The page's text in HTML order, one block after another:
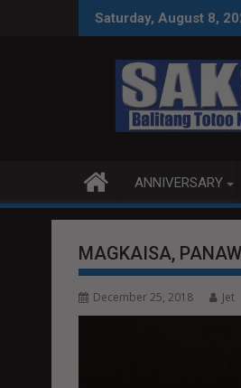
Saturday, August 8,
NA SUSPENDIHIN
ANNIVERSARY
MAGKAISA,
December 25, 2018 Jet